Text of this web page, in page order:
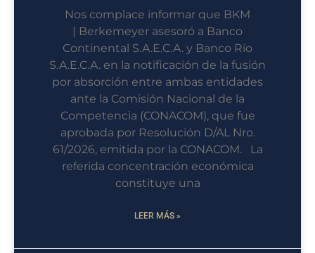
Nos complace informar que BKM
| Berkemeyer asesoró a Banco
Continental S.A.E.C.A. y Banco Río
S.A.E.C.A. en la notificación de la fusión
por absorción entre ambas entidades
ante la Comisión Nacional de la
Competencia (CONACOM), que fue
aprobada por Resolución D/AL Nro.
61/2026, emitida por la CONACOM. La
referida concentración económica
constituye una
LEER MÁS »